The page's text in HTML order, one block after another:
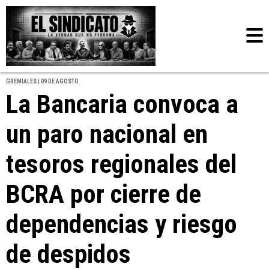
GREMIALES | 09 DE AGOSTO
La Bancaria convoca a
un paro nacional en
tesoros regionales del
BCRA por cierre de
dependencias y riesgo
de despidos